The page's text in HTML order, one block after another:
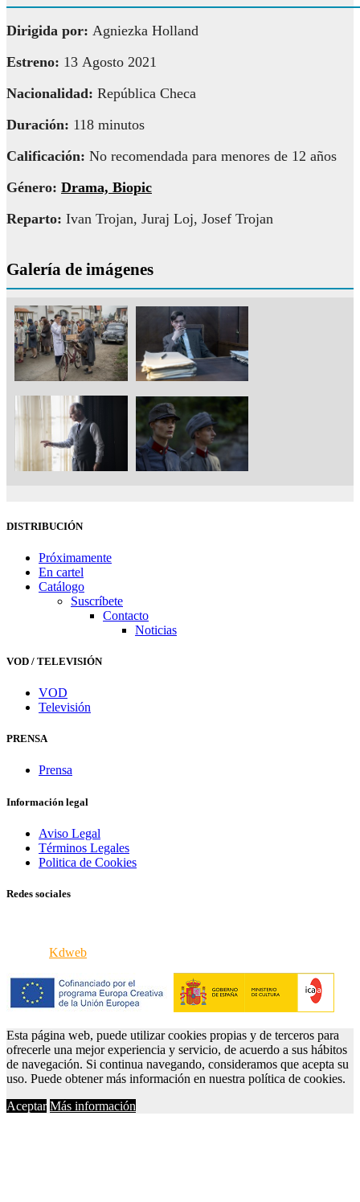
Dirigida por: Agniezka Holland
Estreno: 13 Agosto 2021
Nacionalidad: República Checa
Duración: 118 minutos
Calificación: No recomendada para menores de 12 años
Género: Drama, Biopic
Reparto: Ivan Trojan, Juraj Loj, Josef Trojan
Galería de imágenes
DISTRIBUCIÓN
Próximamente
En cartel
Catálogo
Suscríbete
Contacto
Noticias
VOD / TELEVISIÓN
VOD
Televisión
PRENSA
Prensa
Información legal
Aviso Legal
Términos Legales
Politica de Cookies
Redes sociales
Kdweb
Esta página web, puede utilizar cookies propias y de terceros para
ofrecerle una mejor experiencia y servicio, de acuerdo a sus hábitos
de navegación. Si continua navegando, consideramos que acepta su
uso. Puede obtener más información en nuestra política de cookies.
Aceptar Más información